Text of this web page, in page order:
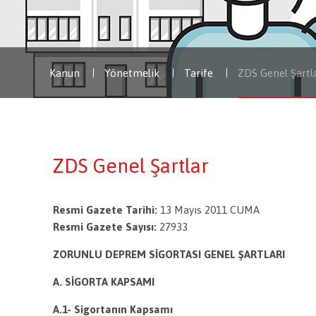
Kanun Yönetmelik Tarife ZDS Genel
ZDS Genel Şartlar
Resmi Gazete Tarihi: 13 Mayıs 2011 CUMA
Resmi Gazete Sayısı: 27933
ZORUNLU DEPREM SİGORTASI GENEL ŞARTLARI
A. SİGORTA KAPSAMI
A.1- Sigortanın Kapsamı